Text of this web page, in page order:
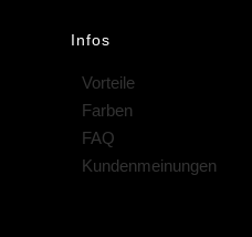
Infos
Vorteile
Farben
FAQ
Kundenmeinungen